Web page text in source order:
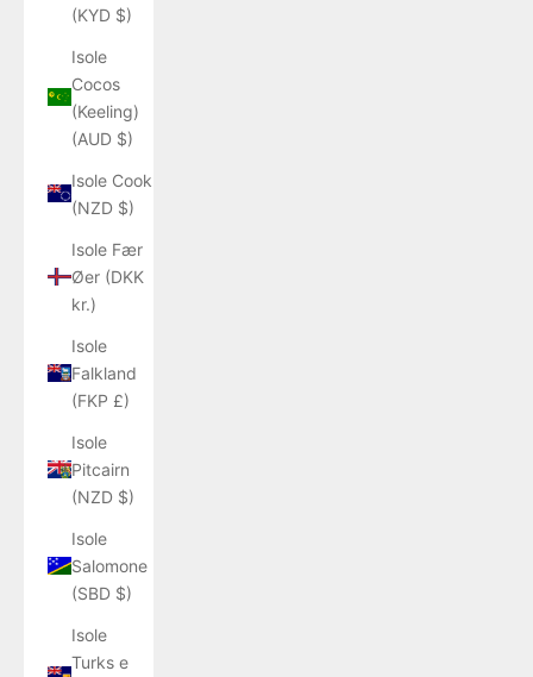
(KYD $)
Isole
Cocos
(Keeling)
(AUD $)
Isole Cook
(NZD $)
Isole Fær
Øer (DKK
kr.)
Isole
Falkland
(FKP £)
Isole
Pitcairn
(NZD $)
Isole
Salomone
(SBD $)
Isole
Turks e